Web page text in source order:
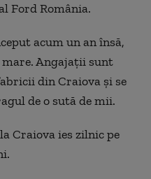
Ford România.
acum un an însă,
Angajaţii sunt
dinCraiova şi se
deo sută de mii.
Craiova ies zilnic pe